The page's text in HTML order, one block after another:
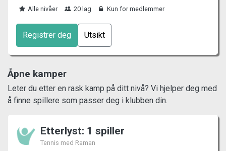
Alle nivåer 20 lag Kun for medlemmer
Registrer deg Utsikt
Åpne kamper
Leter du etter en rask kamp på ditt nivå? Vi hjelper deg med
å finne spillere som passer deg i klubben din.
Etterlyst: 1 spiller
Tennis med Raman